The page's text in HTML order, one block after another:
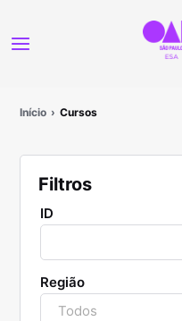
Início Cursos
Filtros
ID
Região